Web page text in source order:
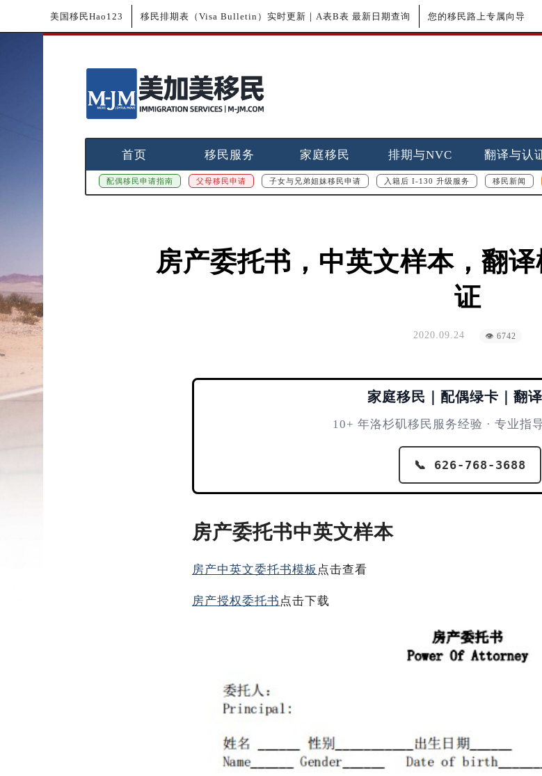
美国移民Hao123 移民排期表（Visa Bulletin）实时更新｜A表B表 最新日期查询 您的移民路上专属向导
首页 移民服务 家庭移民 排期与NVC 翻译与认
配偶移民申请指南 父母移民申请 子女与兄弟姐妹移民申请 入籍后 I-130 升级服务 移民新闻
房产委托书，中英文样本，翻
证
2020.09.24 👁 6742
家庭移民｜配偶绿卡｜翻
10+ 年洛杉矶移民服务经验 · 专业指
📞 626-768-3688
房产委托书中英文样本
房产中英文委托书模板 点击查看
房产授权委托书 点击下载